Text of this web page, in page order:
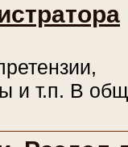
и т.п. В